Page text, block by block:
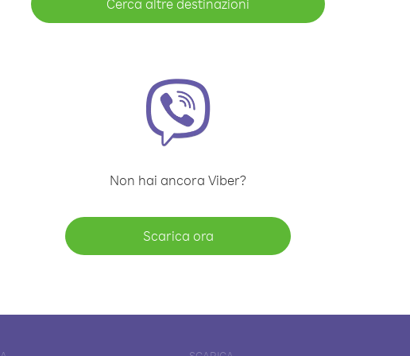
Cerca altre destinazioni
Non hai ancora Viber?
Scarica ora